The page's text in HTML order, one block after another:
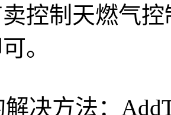
控制天燃气
。
决方法：